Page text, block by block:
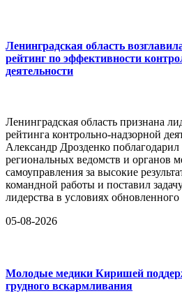
Ленинградская область
рейтинг по эффективности
деятельности
Ленинградская область признана
рейтинга контрольно-надзорной
Александр Дрозденко
региональных ведомств и органов
самоуправления за высокие
командной работы и поставил
лидерства в условиях обновленного
05-08-2026
Молодые медики Киришей
грудного вскармливания